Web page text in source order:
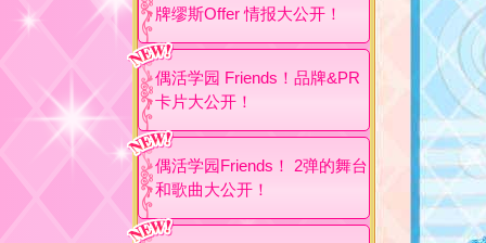
牌缪斯Offer 情报大公开！
偶活学园 Friends！品牌&PR
卡片大公开！
偶活学园Friends！ 2弹的舞台
和歌曲大公开！